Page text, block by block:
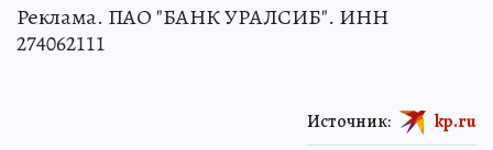
Реклама. ПАО "БАНК УРАЛСИБ". ИНН
274062111
Источник: kp.ru